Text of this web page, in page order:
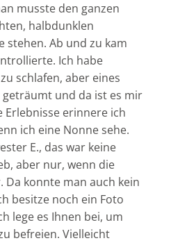
musste den ganzen
halbdunklen
stehen. Ab und zu kam
Ich habe
schlafen, aber eines
und da ist es mir
Erlebnisse erinnere ich
ich eine Nonne sehe.
E., das war keine
aber nur, wenn die
Da konnte man auch kein
besitze noch ein Foto
lege es Ihnen bei, um
befreien. Vielleicht